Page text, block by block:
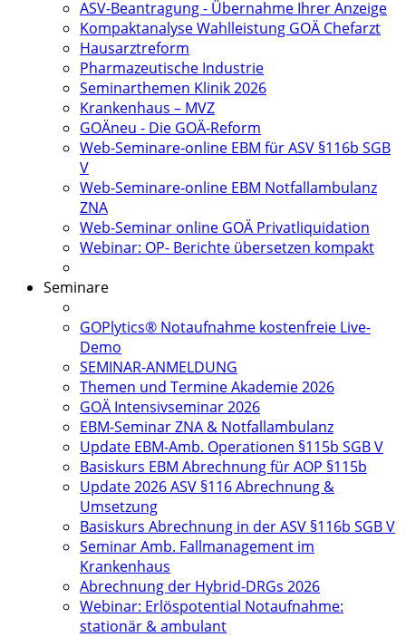
ASV-Beantragung - Übernahme Ihrer Anzeige
Kompaktanalyse Wahlleistung GOÄ Chefarzt
Hausarztreform
Pharmazeutische Industrie
Seminarthemen Klinik 2026
Krankenhaus – MVZ
GOÄneu - Die GOÄ-Reform
Web-Seminare-online EBM für ASV §116b SGB
V
Web-Seminare-online EBM Notfallambulanz
ZNA
Web-Seminar online GOÄ Privatliquidation
Webinar: OP- Berichte übersetzen kompakt
Seminare
GOPlytics® Notaufnahme kostenfreie Live-
Demo
SEMINAR-ANMELDUNG
Themen und Termine Akademie 2026
GOÄ Intensivseminar 2026
EBM-Seminar ZNA & Notfallambulanz
Update EBM-Amb. Operationen §115b SGB V
Basiskurs EBM Abrechnung für AOP §115b
Update 2026 ASV §116 Abrechnung &
Umsetzung
Basiskurs Abrechnung in der ASV §116b SGB V
Seminar Amb. Fallmanagement im
Krankenhaus
Abrechnung der Hybrid-DRGs 2026
Webinar: Erlöspotential Notaufnahme:
stationär & ambulant